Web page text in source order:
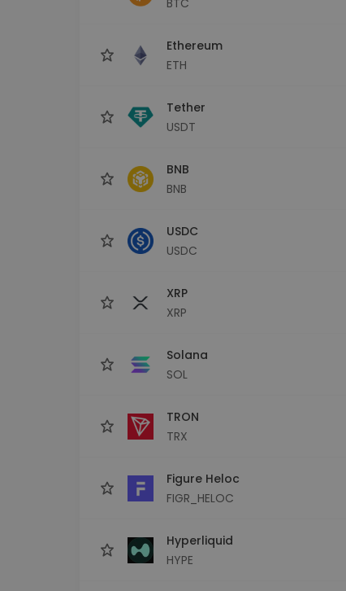
Ethereum
ETH
Tether
USDT
BNB
BNB
USDC
USDC
XRP
XRP
Solana
SOL
TRON
TRX
Figure Heloc
FIGR_HELOC
Hyperliquid
HYPE